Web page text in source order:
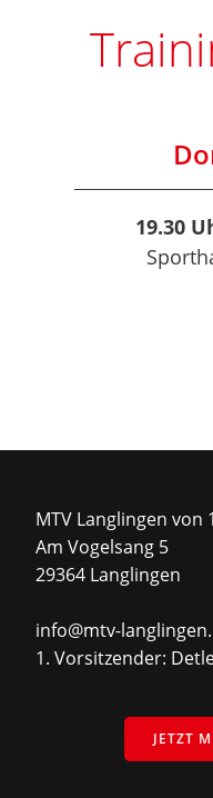
19.30
MTV Langlingen von
Am Vogelsang 5
29364 Langlingen
info@mtv-
1. Vorsitzender:
JETZT